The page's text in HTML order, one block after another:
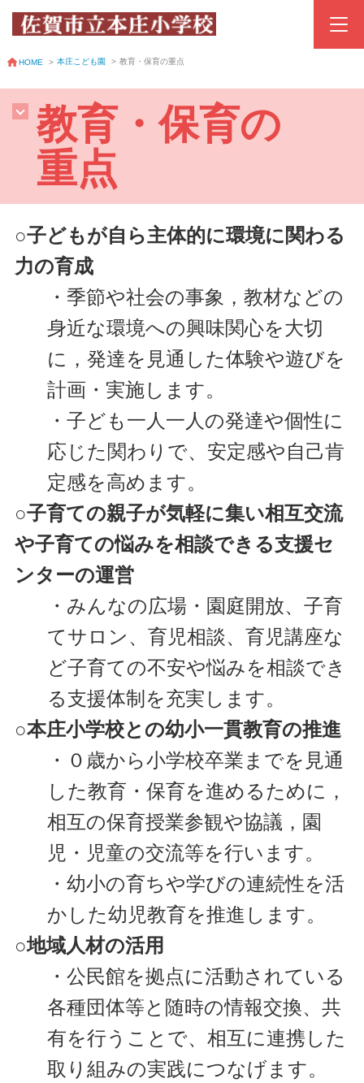
HOME > 本庄こども園 > 教育・保育の重点
教育・保育の
重点
○子どもが自ら主体的に環境に関わる
力の育成
・季節や社会の事象，教材などの
身近な環境への興味関心を大切
に，発達を見通した体験や遊びを
計画・実施します。
・子ども一人一人の発達や個性に
応じた関わりで、安定感や自己肯
定感を高めます。
○子育ての親子が気軽に集い相互交流
や子育ての悩みを相談できる支援セ
ンターの運営
・みんなの広場・園庭開放、子育
てサロン、育児相談、育児講座な
ど子育ての不安や悩みを相談でき
る支援体制を充実します。
○本庄小学校との幼小一貫教育の推進
・０歳から小学校卒業までを見通
した教育・保育を進めるために，
相互の保育授業参観や協議，園
児・児童の交流等を行います。
・幼小の育ちや学びの連続性を活
かした幼児教育を推進します。
○地域人材の活用
・公民館を拠点に活動されている
各種団体等と随時の情報交換、共
有を行うことで、相互に連携した
取り組みの実践につなげます。